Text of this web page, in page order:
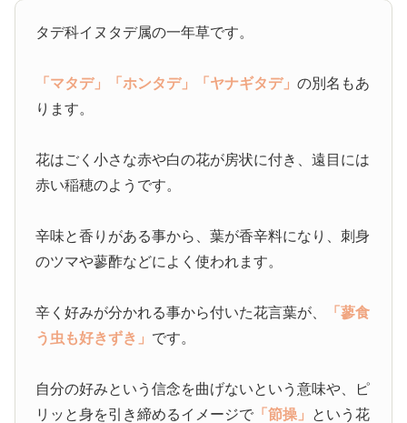
タデ科イヌタデ属の一年草です。
「マタデ」 「ホンタデ」 「ヤナギタデ」の別名もあ
ります。
花はごく小さな赤や白の花が房状に付き、遠目には
赤い稲穂のようです。
辛味と香りがある事から、葉が香辛料になり、刺身
のツマや蓼酢などによく使われます。
辛く好みが分かれる事から付いた花言葉が、
「蓼食
う虫も好きずき」 です。
自分の好みという信念を曲げないという意味や、ピ
リッと身を引き締めるイメージで 「節操」 という花